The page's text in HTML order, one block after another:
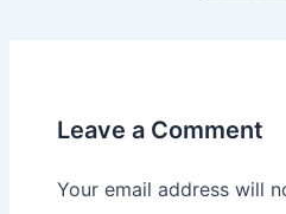
Leave a Comment
Your email address will